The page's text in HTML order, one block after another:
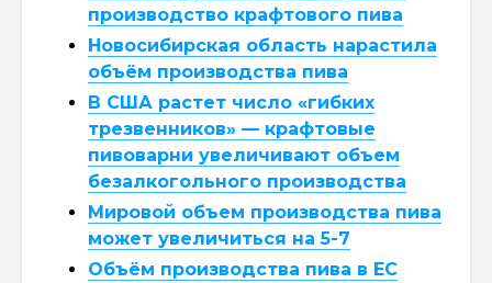
производство крафтового пива
Новосибирская область нарастила
объём производства пива
В США растет число «гибких
трезвенников» — крафтовые
пивоварни увеличивают объем
безалкогольного производства
Мировой объем производства пива
может увеличиться на 5-7
Объём производства пива в ЕС